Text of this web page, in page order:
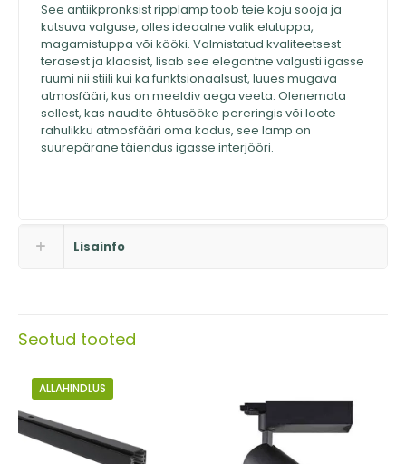
See antiikpronksist ripplamp toob teie koju sooja ja
kutsuva valguse, olles ideaalne valik elutuppa,
magamistuppa või kööki. Valmistatud kvaliteetsest
terasest ja klaasist, lisab see elegantne valgusti igasse
ruumi nii stiili kui ka funktsionaalsust, luues mugava
atmosfääri, kus on meeldiv aega veeta. Olenemata
sellest, kas naudite õhtusööke pereringis või loote
rahulikku atmosfääri oma kodus, see lamp on
suurepärane täiendus igasse interjööri.
Lisainfo
Seotud tooted
ALLAHINDLUS